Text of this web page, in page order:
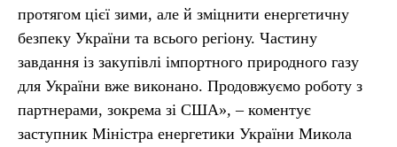
протягом цієї зими, але й зміцнити енергетичну
безпеку України та всього регіону. Частину
завдання із закупівлі імпортного природного газу
для України вже виконано. Продовжуємо роботу з
партнерами, зокрема зі США», –коментує
заступник Міністра енергетики України Микола